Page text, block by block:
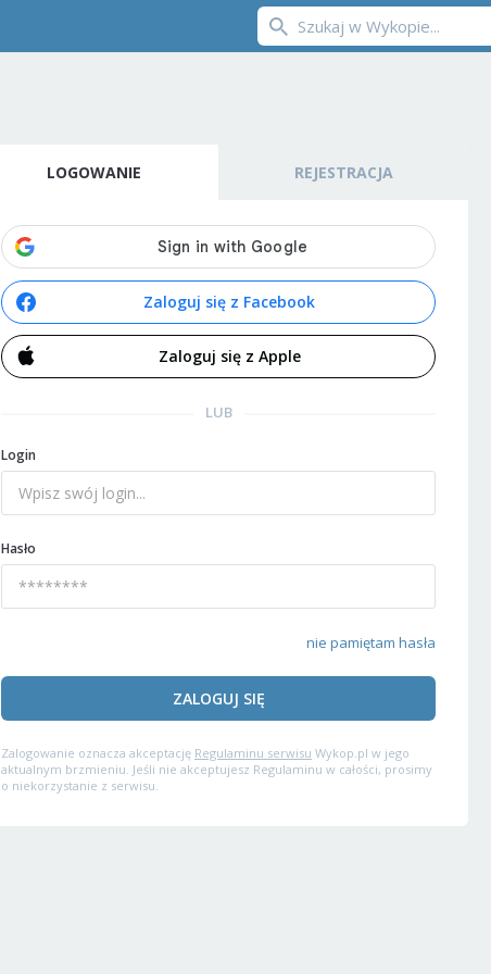
LOGOWANIE REJESTRACJA
Zaloguj się z Facebook
Zaloguj się z Apple
LUB
Login
Hasło
nie pamiętam hasła
ZALOGUJ SIĘ
Zalogowanie oznacza akceptację Regulaminu serwisu Wykop.pl w jego
aktualnym brzmieniu. Jeśli nie akceptujesz Regulaminu w całości, prosimy
o niekorzystanie z serwisu.